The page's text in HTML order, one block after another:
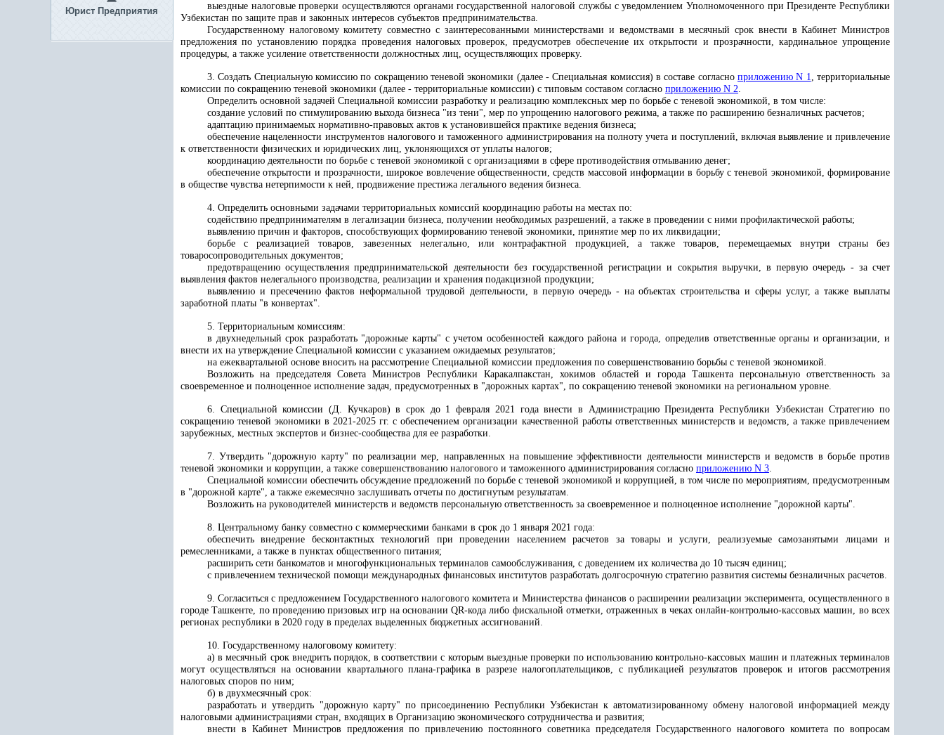
Юрист Предприятия
выездные налоговые проверки осуществляются органами государственной налоговой службы с уведомлением Уполномоченного при Президенте Республики
Узбекистан по защите прав и законных интересов субъектов предпринимательства.
Государственному налоговому комитету совместно с заинтересованными министерствами и ведомствами в месячный срок внести в Кабинет Министров
предложения по установлению порядка проведения налоговых проверок, предусмотрев обеспечение их открытости и прозрачности, кардинальное упрощение
процедуры, а также усиление ответственности должностных лиц, осуществляющих проверку.
3. Создать Специальную комиссию по сокращению теневой экономики (далее - Специальная комиссия) в составе согласно приложению N 1, территориальные
комиссии по сокращению теневой экономики (далее - территориальные комиссии) с типовым составом согласно приложению N 2.
Определить основной задачей Специальной комиссии разработку и реализацию комплексных мер по борьбе с теневой экономикой, в том числе:
создание условий по стимулированию выхода бизнеса "из тени", мер по упрощению налогового режима, а также по расширению безналичных расчетов;
адаптацию принимаемых нормативно-правовых актов к установившейся практике ведения бизнеса;
обеспечение нацеленности инструментов налогового и таможенного администрирования на полноту учета и поступлений, включая выявление и привлечение
к ответственности физических и юридических лиц, уклоняющихся от уплаты налогов;
координацию деятельности по борьбе с теневой экономикой с организациями в сфере противодействия отмыванию денег;
обеспечение открытости и прозрачности, широкое вовлечение общественности, средств массовой информации в борьбу с теневой экономикой, формирование
в обществе чувства нетерпимости к ней, продвижение престижа легального ведения бизнеса.
4. Определить основными задачами территориальных комиссий координацию работы на местах по:
содействию предпринимателям в легализации бизнеса, получении необходимых разрешений, а также в проведении с ними профилактической работы;
выявлению причин и факторов, способствующих формированию теневой экономики, принятие мер по их ликвидации;
борьбе с реализацией товаров, завезенных нелегально, или контрафактной продукцией, а также товаров, перемещаемых внутри страны без
товаросопроводительных документов;
предотвращению осуществления предпринимательской деятельности без государственной регистрации и сокрытия выручки, в первую очередь - за счет
выявления фактов нелегального производства, реализации и хранения подакцизной продукции;
выявлению и пресечению фактов неформальной трудовой деятельности, в первую очередь - на объектах строительства и сферы услуг, а также выплаты
заработной платы "в конвертах".
5. Территориальным комиссиям:
в двухнедельный срок разработать "дорожные карты" с учетом особенностей каждого района и города, определив ответственные органы и организации, и
внести их на утверждение Специальной комиссии с указанием ожидаемых результатов;
на ежеквартальной основе вносить на рассмотрение Специальной комиссии предложения по совершенствованию борьбы с теневой экономикой.
Возложить на председателя Совета Министров Республики Каракалпакстан, хокимов областей и города Ташкента персональную ответственность за
своевременное и полноценное исполнение задач, предусмотренных в "дорожных картах", по сокращению теневой экономики на региональном уровне.
6. Специальной комиссии (Д. Кучкаров) в срок до 1 февраля 2021 года внести в Администрацию Президента Республики Узбекистан Стратегию по
сокращению теневой экономики в 2021-2025 гг. с обеспечением организации качественной работы ответственных министерств и ведомств, а также привлечением
зарубежных, местных экспертов и бизнес-сообщества для ее разработки.
7. Утвердить "дорожную карту" по реализации мер, направленных на повышение эффективности деятельности министерств и ведомств в борьбе против
теневой экономики и коррупции, а также совершенствованию налогового и таможенного администрирования согласно приложению N 3.
Специальной комиссии обеспечить обсуждение предложений по борьбе с теневой экономикой и коррупцией, в том числе по мероприятиям, предусмотренным
в "дорожной карте", а также ежемесячно заслушивать отчеты по достигнутым результатам.
Возложить на руководителей министерств и ведомств персональную ответственность за своевременное и полноценное исполнение "дорожной карты".
8. Центральному банку совместно с коммерческими банками в срок до 1 января 2021 года:
обеспечить внедрение бесконтактных технологий при проведении населением расчетов за товары и услуги, реализуемые самозанятыми лицами и
ремесленниками, а также в пунктах общественного питания;
расширить сети банкоматов и многофункциональных терминалов самообслуживания, c доведением их количества до 10 тысяч единиц;
с привлечением технической помощи международных финансовых институтов разработать долгосрочную стратегию развития системы безналичных расчетов.
9. Согласиться с предложением Государственного налогового комитета и Министерства финансов о расширении реализации эксперимента, осуществленного в
городе Ташкенте, по проведению призовых игр на основании QR-кода либо фискальной отметки, отраженных в чеках онлайн-контрольно-кассовых машин, во всех
регионах республики в 2020 году в пределах выделенных бюджетных ассигнований.
10. Государственному налоговому комитету:
а) в месячный срок внедрить порядок, в соответствии с которым выездные проверки по использованию контрольно-кассовых машин и платежных терминалов
могут осуществляться на основании квартального плана-графика в разрезе налогоплательщиков, с публикацией результатов проверок и итогов рассмотрения
налоговых споров по ним;
б) в двухмесячный срок:
разработать и утвердить "дорожную карту" по присоединению Республики Узбекистан к автоматизированному обмену налоговой информацией между
налоговыми администрациями стран, входящих в Организацию экономического сотрудничества и развития;
внести в Кабинет Министров предложения по привлечению постоянного советника председателя Государственного налогового комитета по вопросам